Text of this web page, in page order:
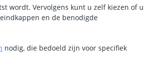
wordt. Vervolgens kunt u zelf kiezen of u
en de benodigde
nodig, die bedoeld zijn voor specifiek